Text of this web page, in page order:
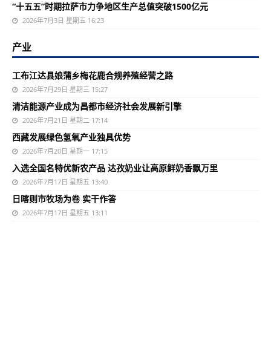
“十五五”时期拉萨市力争地区生产总值突破1500亿元
2026年7月3日 星期五 16:23
产业
工布江达县娘蒲乡梅花鹿合规养殖经营之路
2026年7月29日 星期三 15:27
清洁能源产业成为昌都市经济社会发展新引擎
2026年7月21日 星期二 17:14
西藏发展绿色氢氧产业独具优势
2026年7月20日 星期一 17:15
入选全国名特优新农产品 达孜奶业让高原鲜奶香飘万里
2026年7月17日 星期五 13:40
日喀则市牧场为卷 实干作答
2026年7月17日 星期五 13:11